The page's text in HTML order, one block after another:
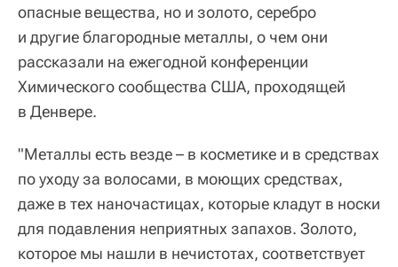
опасные вещества, но и золото, серебро
и другие благородные металлы, о чем они
рассказали на ежегодной конференции
Химического сообщества США, проходящей
в Денвере.
"Металлы есть везде – в косметике и в средствах
по уходу за волосами, в моющих средствах,
даже в тех наночастицах, которые кладут в носки
для подавления неприятных запахов. Золото,
которое мы нашли в нечистотах, соответствует